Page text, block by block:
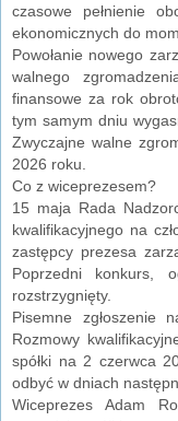
czasowe pełnienie
ekonomicznych do
Powołanie nowego
walnego
finansowe za rok
tym samym dniu
Zwyczajne walne
2026 roku.
Co z wiceprezesem?
15 maja Rada
kwalifikacyjnego na
zastępcy prezesa
Poprzedni konkurs,
rozstrzygnięty.
Pisemne zgłoszenie
Rozmowy
spółki na 2 czerwca
odbyć w dniach
Wiceprezes Adam